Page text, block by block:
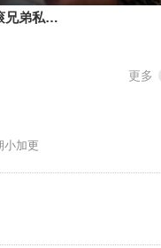
摇滚兄弟私生活第三季
更多
小加更